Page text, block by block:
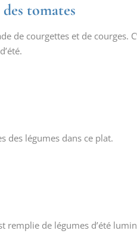
tomates
de courgettes et de courges.
des légumes dans ce plat.
remplie de légumes d’été